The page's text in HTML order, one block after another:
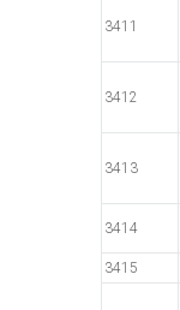
3411
3412
3413
3414
3415